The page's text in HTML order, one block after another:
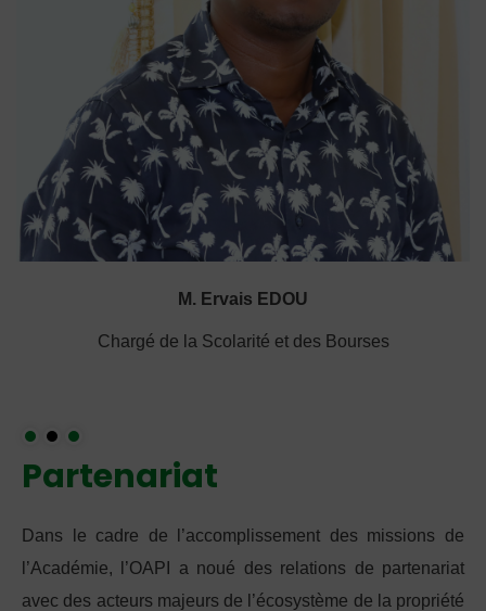
M. Ervais EDOU
Chargé de la Scolarité et des Bourses
Partenariat
Dans le cadre de l’accomplissement des missions de
l’Académie, l’OAPI a noué des relations de partenariat
avec des acteurs majeurs de l’écosystème de la propriété